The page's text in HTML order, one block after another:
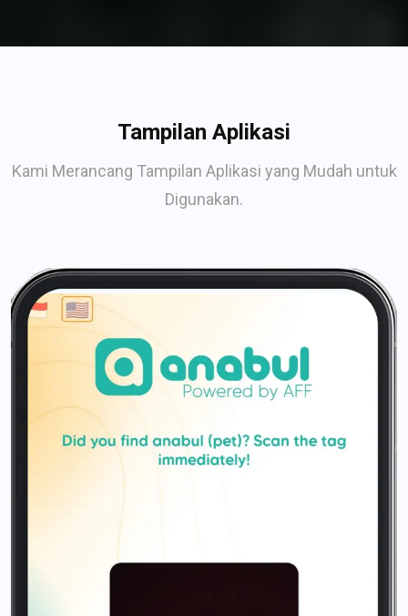
Tampilan Aplikasi
Kami Merancang Tampilan Aplikasi yang Mudah untuk
Digunakan.